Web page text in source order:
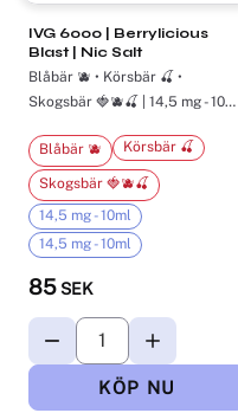
IVG 6000 | Berrylicious
Blast | Nic Salt
Blåbär 🫐 • Körsbär 🍒 •
Skogsbär 🍓🫐🍒 | 14,5 mg - 10ml|
85 SEK
Blåbär 🫐 Körsbär 🍒
Skogsbär 🍓🫐🍒
14,5 mg - 10ml
14,5 mg - 10ml